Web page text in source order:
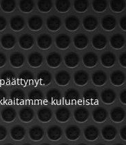
kuluneista